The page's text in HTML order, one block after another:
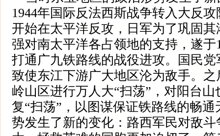
1944年国际反法西斯战争转入大反
开始在太平洋反攻，日军为了巩固
强对南太平洋各占领地的支持，遂于
打通广九铁路线的战役进攻。国民
致使东江下游广大地区沦为敌手。
岭山区进行万人大“扫荡”，对阳台
复“扫荡”，以图谋保证铁路线的畅
势发生了新的变化：路西军民对敌